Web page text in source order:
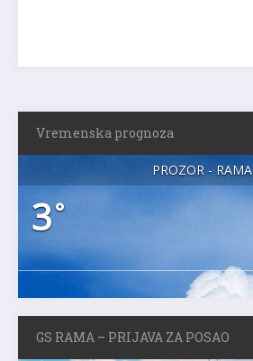
Vremenska prognoza
PROZOR - RAMA
3°
GS RAMA – PRIJAVA ZA POSAO